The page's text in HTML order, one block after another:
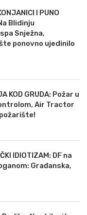
I PUNO
Blidinju
Snježna,
ponovno ujedinilo
KOD GRUDA: Požar u
Air Tractor
IDIOTIZAM: DF na
Građanska,